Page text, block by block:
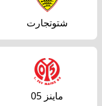
شتوتجارت
ماينز 05